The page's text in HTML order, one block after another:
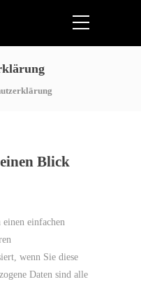
Blick
einfachen
wenn Sie diese
Daten sind alle